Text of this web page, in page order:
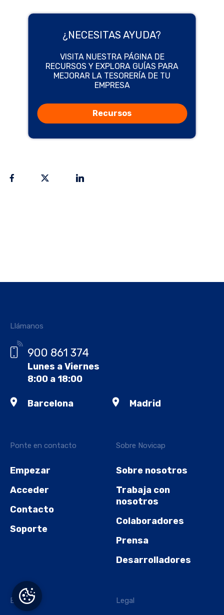
¿NECESITAS AYUDA?
VISITA NUESTRA PÁGINA DE
RECURSOS Y EXPLORA GUÍAS PARA
MEJORAR LA TESORERÍA DE TU
EMPRESA
Recursos
Ponte en contacto
Empezar
Acceder
Contacto
Soporte
Sobre Novicap
Sobre nosotros
Trabaja con
nosotros
Colaboradores
Prensa
Desarrolladores
Explorar Legal
Llámanos
900 861 374
Lunes a Viernes
8:00 a 18:00
Barcelona Madrid